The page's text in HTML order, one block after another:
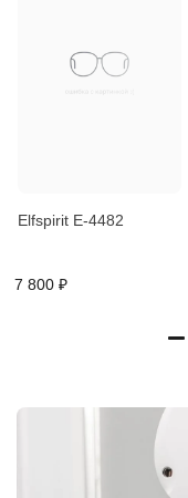
Elfspirit E-4482
7 800 ₽